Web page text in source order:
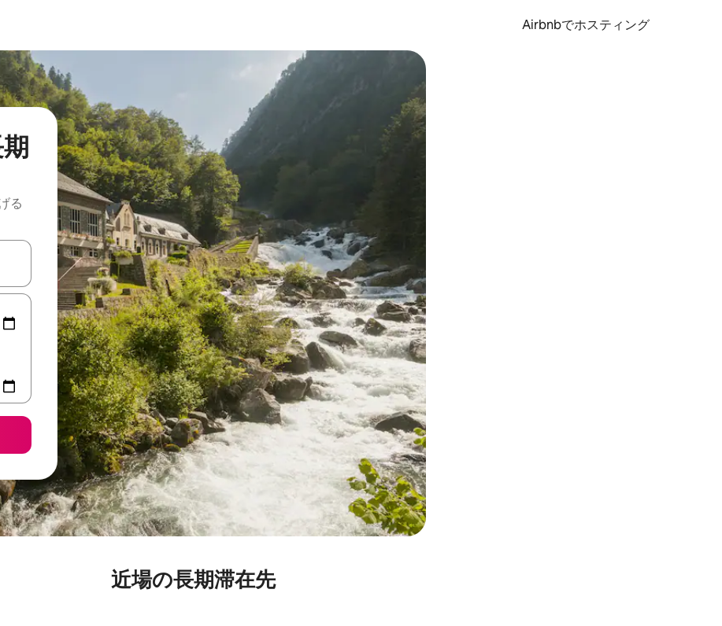
Airbnbでホスティング
る
移動するか、画面をタッチまたはスワイプして検索結果を確認することができます。
近場の長期滞在先